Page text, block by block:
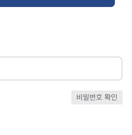
비밀번호 확인